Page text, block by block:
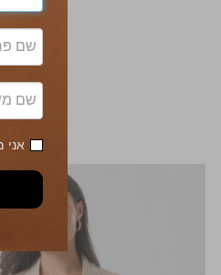
אני